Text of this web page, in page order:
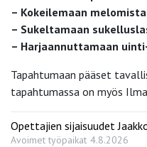
– Kokeilemaan
– Sukeltamaan
– Harjaannuttamaan
Tapahtumaan pääset
tapahtumassa on myös
Opettajien sijaisuudet
Avoimet työpaikat 4.8.2026